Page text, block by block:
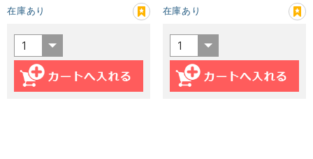
在庫あり 在庫あり